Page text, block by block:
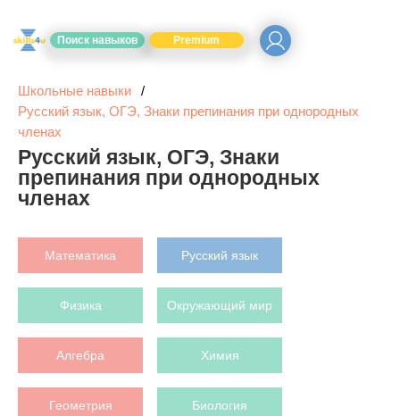
Поиск навыков Premium
Школьные навыки
Русский язык, ОГЭ, Знаки препинания при однородных
членах
Русский язык, ОГЭ, Знаки
препинания при однородных
членах
Математика Русский язык
Физика Окружающий мир
Алгебра Химия
Геометрия Биология